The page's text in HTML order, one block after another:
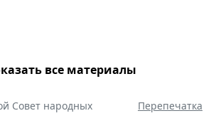
все материалы
Совет народных
Перепечатка